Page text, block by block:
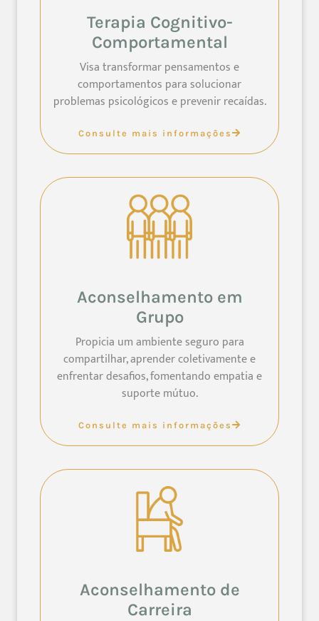
Terapia Cognitivo-
Comportamental
Visa transformar pensamentos e
comportamentos para solucionar
problemas psicológicos e prevenir recaídas.
Consulte mais informações
Aconselhamento em
Grupo
Propicia um ambiente seguro para
compartilhar, aprender coletivamente e
enfrentar desafios, fomentando empatia e
suporte mútuo.
Consulte mais informações
Aconselhamento de
Carreira